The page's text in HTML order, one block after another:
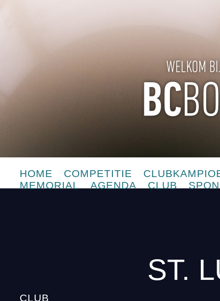
HOME COMPETITIE
MEMORIAL
AGENDA CLUB
CLUB
ST.